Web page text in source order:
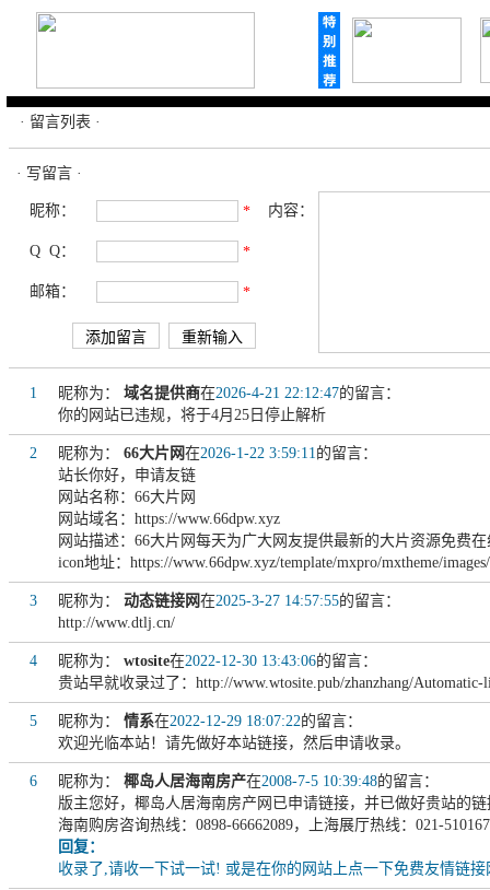
· 留言列表 ·
· 写留言 ·
昵称： * 内容：
Q Q： *
邮箱： *
1 昵称为： 域名提供商在2026-4-21 22:12:47的留言：
你的网站已违规，将于4月25日停止解析
2 昵称为： 66大片网在2026-1-22 3:59:11的留言：
站长你好，申请友链
网站名称：66大片网
网站域名：https://www.66dpw.xyz
网站描述：66大片网每天为广大网友提供最新的大片资源免费
icon地址：https://www.66dpw.xyz/template/mxpro/mxtheme/
3 昵称为： 动态链接网在2025-3-27 14:57:55的留言：
http://www.dtlj.cn/
4 昵称为： wtosite在2022-12-30 13:43:06的留言：
贵站早就收录过了：http://www.wtosite.pub/zhanzhang/Automatic-
5 昵称为： 情系在2022-12-29 18:07:22的留言：
欢迎光临本站！请先做好本站链接，然后申请收录。
6 昵称为： 椰岛人居海南房产在2008-7-5 10:39:48的留言：
版主您好，椰岛人居海南房产网已申请链接，并已做好贵站的
海南购房咨询热线：0898-66662089，上海展厅热线：021-
回复：
收录了,请收一下试一试! 或是在你的网站上点一下免费友情链